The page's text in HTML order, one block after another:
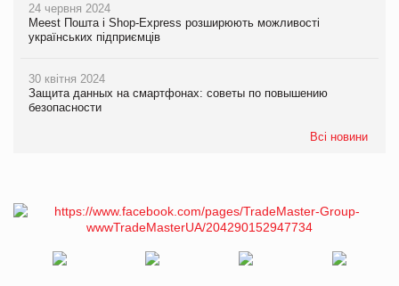
24 червня 2024
Meest Пошта і Shop-Express розширюють можливості
українських підприємців
30 квітня 2024
Защита данных на смартфонах: советы по повышению
безопасности
Всі новини